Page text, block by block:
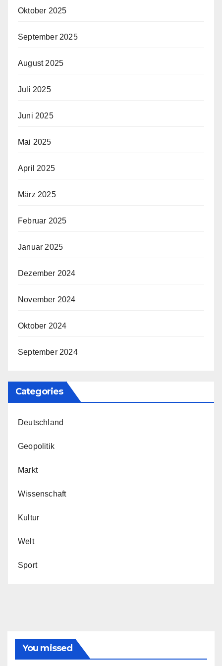
Oktober 2025
September 2025
August 2025
Juli 2025
Juni 2025
Mai 2025
April 2025
März 2025
Februar 2025
Januar 2025
Dezember 2024
November 2024
Oktober 2024
September 2024
Categories
Deutschland
Geopolitik
Markt
Wissenschaft
Kultur
Welt
Sport
You missed